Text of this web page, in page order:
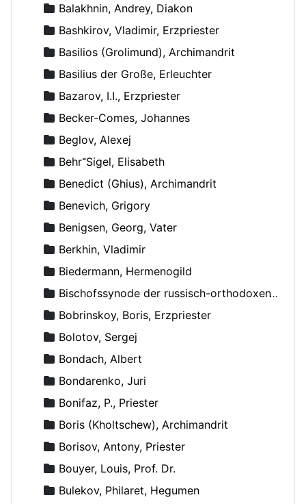
Balakhnin, Andrey, Diakon
Bashkirov, Vladimir, Erzpriester
Basilios (Grolimund), Archimandrit
Basilius der Große, Erleuchter
Bazarov, I.I., Erzpriester
Becker-Comes, Johannes
Beglov, Alexej
Behr־Sigel, Elisabeth
Benedict (Ghius), Archimandrit
Benevich, Grigory
Benigsen, Georg, Vater
Berkhin, Vladimir
Biedermann, Hermenogild
Bischofssynode der russisch-orthodoxen Kirche
Bobrinskoy, Boris, Erzpriester
Bolotov, Sergej
Bondach, Albert
Bondarenko, Juri
Bonifaz, P., Priester
Boris (Kholtschew), Archimandrit
Borisov, Antony, Priester
Bouyer, Louis, Prof. Dr.
Bulekov, Philaret, Hegumen